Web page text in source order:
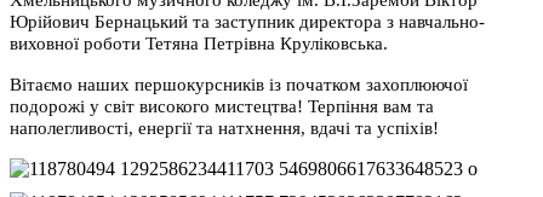
Юрійович Бернацький та заступник директора з навчально-
виховної роботи Тетяна Петрівна Круліковська.
Вітаємо наших першокурсників із початком захоплюючої
подорожі у світ високого мистецтва! Терпіння вам та
наполегливості, енергії та натхнення, вдачі та успіхів!